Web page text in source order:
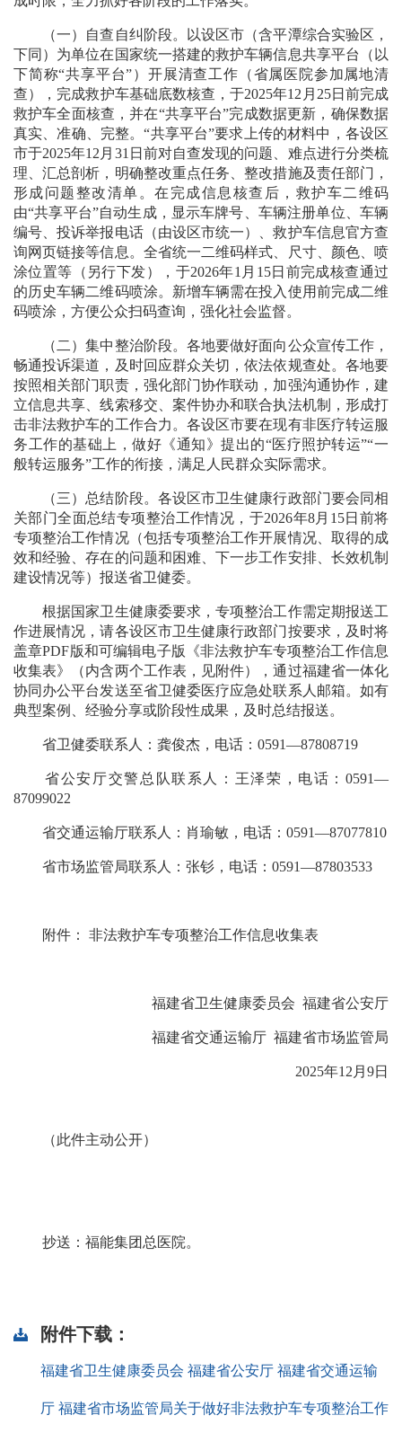
（一）自查自纠阶段。以设区市（含平潭综合实验区，
下同）为单位在国家统一搭建的救护车辆信息共享平台（以
下简称“共享平台”）开展清查工作（省属医院参加属地清
查），完成救护车基础底数核查，于2025年12月25日前完成
救护车全面核查，并在“共享平台”完成数据更新，确保数据
真实、准确、完整。“共享平台”要求上传的材料中，各设区
市于2025年12月31日前对自查发现的问题、难点进行分类梳
理、汇总剖析，明确整改重点任务、整改措施及责任部门，
形成问题整改清单。在完成信息核查后，救护车二维码
由“共享平台”自动生成，显示车牌号、车辆注册单位、车辆
编号、投诉举报电话（由设区市统一）、救护车信息官方查
询网页链接等信息。全省统一二维码样式、尺寸、颜色、喷
涂位置等（另行下发），于2026年1月15日前完成核查通过
的历史车辆二维码喷涂。新增车辆需在投入使用前完成二维
码喷涂，方便公众扫码查询，强化社会监督。
（二）集中整治阶段。各地要做好面向公众宣传工作，
畅通投诉渠道，及时回应群众关切，依法依规查处。各地要
按照相关部门职责，强化部门协作联动，加强沟通协作，建
立信息共享、线索移交、案件协办和联合执法机制，形成打
击非法救护车的工作合力。各设区市要在现有非医疗转运服
务工作的基础上，做好《通知》提出的“医疗照护转运”“一
般转运服务”工作的衔接，满足人民群众实际需求。
（三）总结阶段。各设区市卫生健康行政部门要会同相
关部门全面总结专项整治工作情况，于2026年8月15日前将
专项整治工作情况（包括专项整治工作开展情况、取得的成
效和经验、存在的问题和困难、下一步工作安排、长效机制
建设情况等）报送省卫健委。
根据国家卫生健康委要求，专项整治工作需定期报送工
作进展情况，请各设区市卫生健康行政部门按要求，及时将
盖章PDF版和可编辑电子版《非法救护车专项整治工作信息
收集表》（内含两个工作表，见附件），通过福建省一体化
协同办公平台发送至省卫健委医疗应急处联系人邮箱。如有
典型案例、经验分享或阶段性成果，及时总结报送。
省卫健委联系人：龚俊杰，电话：0591—87808719
省公安厅交警总队联系人：王泽荣，电话：0591—
87099022
省交通运输厅联系人：肖瑜敏，电话：0591—87077810
省市场监管局联系人：张钐，电话：0591—87803533
附件： 非法救护车专项整治工作信息收集表
福建省卫生健康委员会 福建省公安厅
福建省交通运输厅 福建省市场监管局
2025年12月9日
（此件主动公开）
抄送：福能集团总医院。
附件下载：
福建省卫生健康委员会 福建省公安厅 福建省交通运输
厅 福建省市场监管局关于做好非法救护车专项整治工作